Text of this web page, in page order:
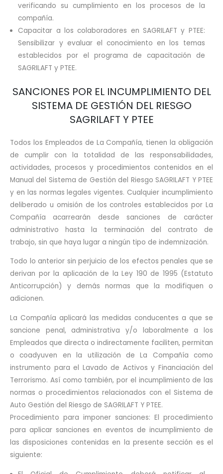
verificando su cumplimiento en los procesos de la
compañía.
Capacitar a los colaboradores en SAGRILAFT y PTEE:
Sensibilizar y evaluar el conocimiento en los temas
establecidos por el programa de capacitación de
SAGRILAFT y PTEE.
SANCIONES POR EL INCUMPLIMIENTO DEL
SISTEMA DE GESTIÓN DEL RIESGO
SAGRILAFT Y PTEE
Todos los Empleados de La Compañía, tienen la obligación
de cumplir con la totalidad de las responsabilidades,
actividades, procesos y procedimientos contenidos en el
Manual del Sistema de Gestión del Riesgo SAGRILAFT Y PTEE
y en las normas legales vigentes. Cualquier incumplimiento
deliberado u omisión de los controles establecidos por La
Compañía acarrearán desde sanciones de carácter
administrativo hasta la terminación del contrato de
trabajo, sin que haya lugar a ningún tipo de indemnización.
Todo lo anterior sin perjuicio de los efectos penales que se
derivan por la aplicación de la Ley 190 de 1995 (Estatuto
Anticorrupción) y demás normas que la modifiquen o
adicionen.
La Compañía aplicará las medidas conducentes a que se
sancione penal, administrativa y/o laboralmente a los
Empleados que directa o indirectamente faciliten, permitan
o coadyuven en la utilización de La Compañía como
instrumento para el Lavado de Activos y Financiación del
Terrorismo. Así como también, por el incumplimiento de las
normas o procedimientos relacionados con el Sistema de
Auto Gestión del Riesgo de SAGRILAFT Y PTEE.
Procedimiento para imponer sanciones: El procedimiento
para aplicar sanciones en eventos de incumplimiento de
las disposiciones contenidas en la presente sección es el
siguiente: